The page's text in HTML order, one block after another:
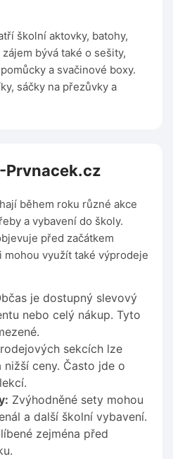
školní aktovky, batohy,
bývá také o sešity,
a svačinové boxy.
sáčky na přezůvky a
Prvnacek.cz
během roku různé akce
a vybavení do školy.
před začátkem
mohou využít také výprodeje
je dostupný slevový
nebo celý nákup. Tyto
sekcích lze
ceny. Často jde o
Zvýhodněné sety mohou
a další školní vybavení.
zejména před